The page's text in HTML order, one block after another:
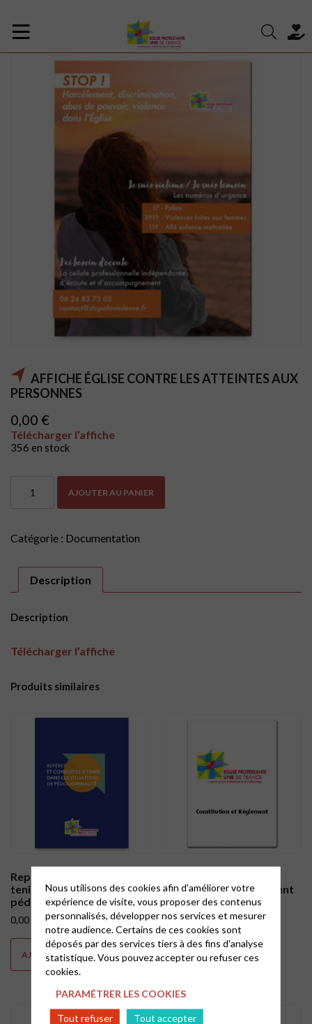
AFFICHE ÉGLISE CONTRE LES ATTEINTES AUX
PERSONNES
0,00 €
Télécharger l’affiche
356 en stock
contre
personnes
AJOUTER AU PANIER
Catégorie : Documentation
Description
Description
Télécharger l’affiche
Produits similaires
Repères et conduites à
tenir dans les situations de
pédocriminalité.
0,00
AJOUTER AU PANIER
l’EPUdF et son Règlement
d’application
10,00€
AJOUTER AU PANIER
Nous utilisons des cookies afin d'améliorer votre
expérience de visite, vous proposer des contenus
personnalisés, développer nos services et mesurer
notre audience. Certains de ces cookies sont
déposés par des services tiers à des fins d'analyse
statistique. Vous pouvez accepter ou refuser ces
cookies.
PARAMÉTRER LES COOKIES
Tout refuser
Tout accepter